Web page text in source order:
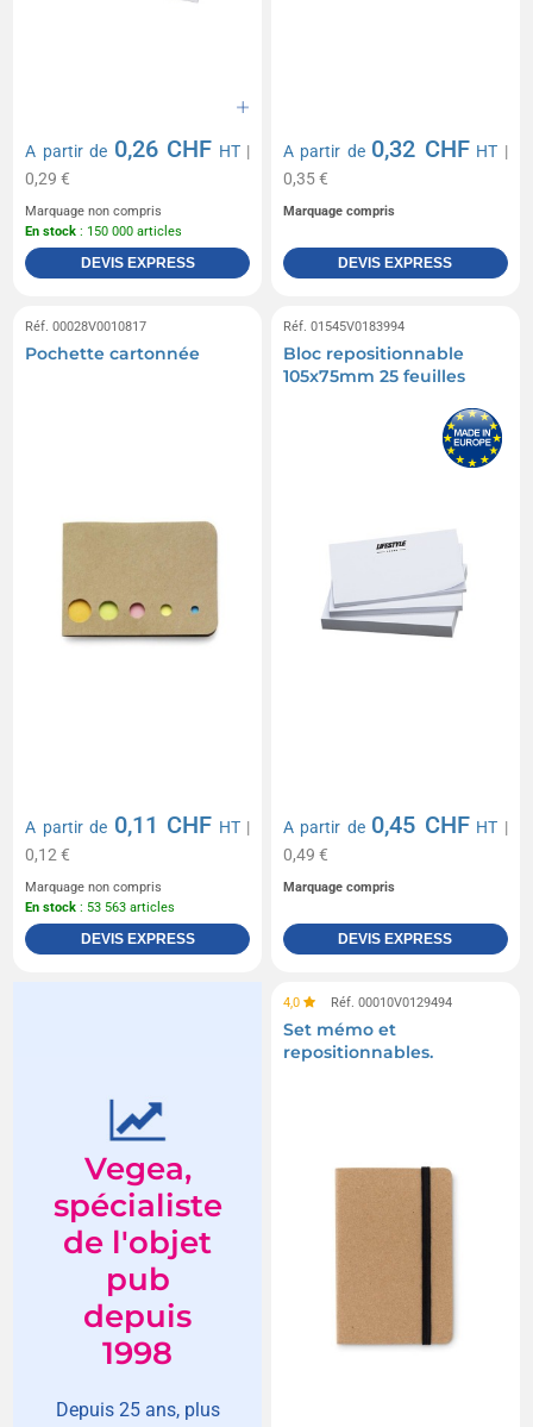
A partir de 0,26 CHF HT|
0,29 €
Marquage non compris
En stock : 150 000 articles
DEVIS EXPRESS
A partir de 0,32 CHF HT |
0,35 €
Marquage compris
DEVIS EXPRESS
Réf. 00028V0010817
Pochette cartonnée
A partir de 0,11 CHF HT|
0,12 €
Marquage non compris
En stock : 53 563 articles
DEVIS EXPRESS
Réf. 01545V0183994
Bloc repositionnable
105x75mm 25 feuilles
A partir de 0,45 CHF HT |
0,49 €
Marquage compris
DEVIS EXPRESS
Vegea,
spécialiste
de l'objet
pub
depuis
1998
Depuis 25 ans, plus
4,0 Réf. 00010V0129494
Set mémo et
repositionnables.